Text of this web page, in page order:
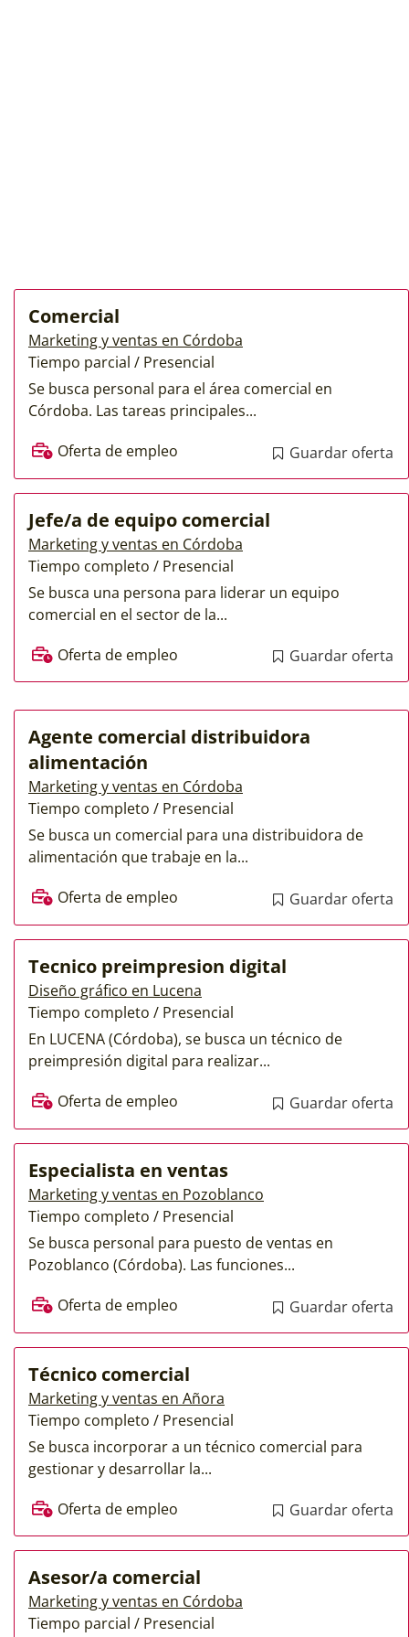
Comercial
Marketing y ventas en Córdoba
Tiempo parcial / Presencial
Se busca personal para el área comercial en
Córdoba. Las tareas principales...
Oferta de empleo
Guardar oferta
Jefe/a de equipo comercial
Marketing y ventas en Córdoba
Tiempo completo / Presencial
Se busca una persona para liderar un equipo
comercial en el sector de la...
Oferta de empleo
Guardar oferta
Agente comercial distribuidora
alimentación
Marketing y ventas en Córdoba
Tiempo completo / Presencial
Se busca un comercial para una distribuidora de
alimentación que trabaje en la...
Oferta de empleo
Guardar oferta
Tecnico preimpresion digital
Diseño gráfico en Lucena
Tiempo completo / Presencial
En LUCENA (Córdoba), se busca un técnico de
preimpresión digital para realizar...
Oferta de empleo
Guardar oferta
Especialista en ventas
Marketing y ventas en Pozoblanco
Tiempo completo / Presencial
Se busca personal para puesto de ventas en
Pozoblanco (Córdoba). Las funciones...
Oferta de empleo
Guardar oferta
Técnico comercial
Marketing y ventas en Añora
Tiempo completo / Presencial
Se busca incorporar a un técnico comercial para
gestionar y desarrollar la...
Oferta de empleo
Guardar oferta
Asesor/a comercial
Marketing y ventas en Córdoba
Tiempo parcial / Presencial